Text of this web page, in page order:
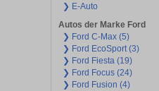
❯ E-Auto
Autos der Marke Ford
❯ Ford C-Max (5)
❯ Ford EcoSport (3)
❯ Ford Fiesta (19)
❯ Ford Focus (24)
❯ Ford Fusion (4)